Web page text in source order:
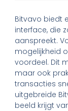
Bitvavo biedt
interface, die
aanspreekt.
mogelijkheid
voordeel. Dit
maar ook
transacties
uitgebreide
beeld krijgt